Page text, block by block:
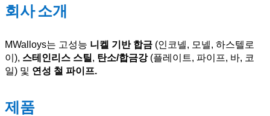
회사 소개
MWalloys는 고성능 니켈 기반 합금 (인코넬, 모넬, 하스텔로
이), 스테인리스 스틸, 탄소/합금강(플레이트, 파이프, 바, 코
일) 및 연성 철 파이프.
제품